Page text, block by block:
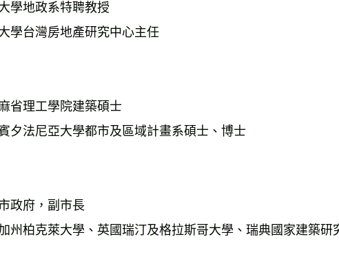
學地政系特聘教授
學台灣房地產研究中心主任
省理工學院建築碩士
夕法尼亞大學都市及區域計畫系碩士、博士
政府，副市長
州柏克萊大學、英國瑞汀及格拉斯哥大學、瑞典國家建築